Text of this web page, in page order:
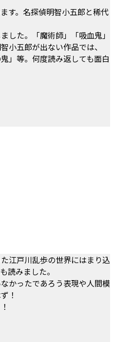
す。名探偵明智小五郎と稀代
した。「魔術師」「吸血鬼」
小五郎が出ない作品では、
」等。何度読み返しても面白
江戸川乱歩の世界にはまり込
読みました。
かったであろう表現や人間模
！